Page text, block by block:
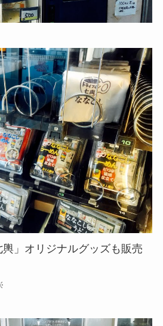
」オリジナルグッズも販売